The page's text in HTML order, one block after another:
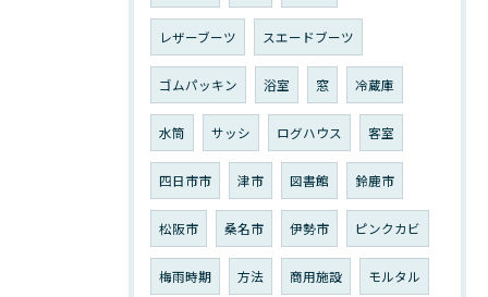
レザーブーツ スエードブーツ
ゴムパッキン 浴室 窓 冷蔵庫
水筒 サッシ ログハウス 客室
四日市市 津市 図書館 鈴鹿市
松阪市 桑名市 伊勢市 ピンクカビ
梅雨時期 方法 商用施設 モルタル